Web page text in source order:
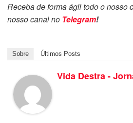
Receba de forma ágil todo o nosso
nosso canal no Telegram!
Sobre Últimos Posts
Vida Destra -